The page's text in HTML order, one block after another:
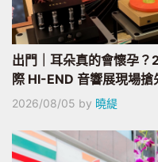
出門｜耳朵真的會懷孕
際 HI-END 音響展現場搶
2026/08/05 by 曉緹